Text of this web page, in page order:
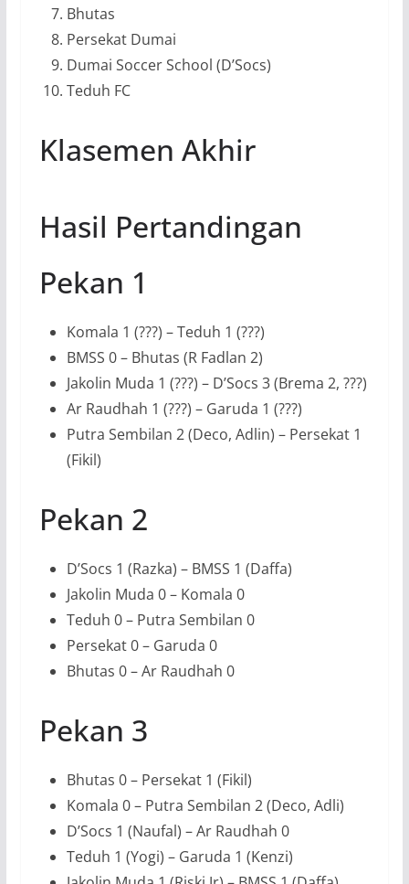
Bhutas
Persekat Dumai
Dumai Soccer School (D’Socs)
Teduh FC
Klasemen Akhir
Hasil Pertandingan
Pekan 1
Komala 1 (???) – Teduh 1 (???)
BMSS 0 – Bhutas (R Fadlan 2)
Jakolin Muda 1 (???) – D’Socs 3 (Brema 2, ???)
Ar Raudhah 1 (???) – Garuda 1 (???)
Putra Sembilan 2 (Deco, Adlin) – Persekat 1
(Fikil)
Pekan 2
D’Socs 1 (Razka) – BMSS 1 (Daffa)
Jakolin Muda 0 – Komala 0
Teduh 0 – Putra Sembilan 0
Persekat 0 – Garuda 0
Bhutas 0 – Ar Raudhah 0
Pekan 3
Bhutas 0 – Persekat 1 (Fikil)
Komala 0 – Putra Sembilan 2 (Deco, Adli)
D’Socs 1 (Naufal) – Ar Raudhah 0
Teduh 1 (Yogi) – Garuda 1 (Kenzi)